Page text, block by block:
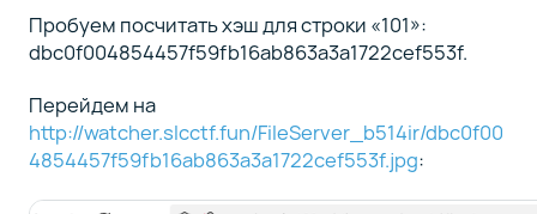
Пробуем посчитать хэш для строки «101»:
dbc0f004854457f59fb16ab863a3a1722cef553f.
Перейдем на
http://watcher.slcctf.fun/FileServer_b514ir/dbc0f00
4854457f59fb16ab863a3a1722cef553f.jpg: